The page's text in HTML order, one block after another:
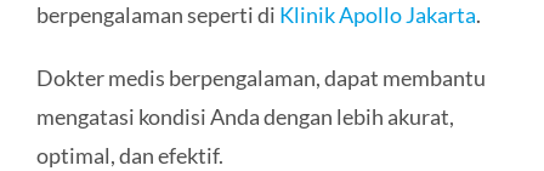
berpengalaman seperti di Klinik Apollo Jakarta.
Dokter medis berpengalaman, dapat membantu
mengatasi kondisi Anda dengan lebih akurat,
optimal, dan efektif.